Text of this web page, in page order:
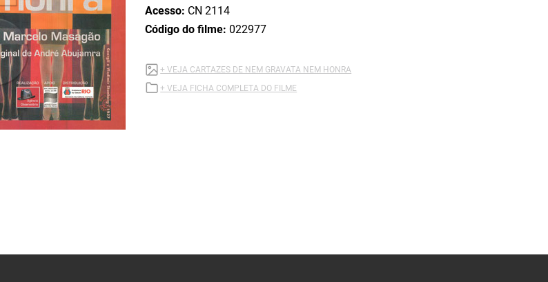
Acesso: CN 2114
Código do filme:022977
+ VEJA CARTAZES DE NEM GRAVATA NEM HONRA
+ VEJA FICHA COMPLETA DO FILME